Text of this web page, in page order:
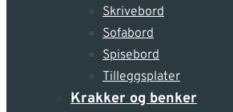
Skrivebord
Sofabord
Spisebord
Tilleggsplater
Krakker og benker